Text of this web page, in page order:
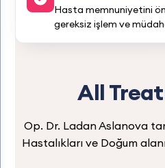
Hasta memnuniyetini
gereksiz işlem ve
All
Op. Dr. Ladan Aslanova
Hastalıkları ve Doğum